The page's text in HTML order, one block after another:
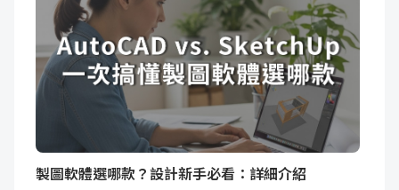
製圖軟體選哪款？設計新手必看：詳細介紹